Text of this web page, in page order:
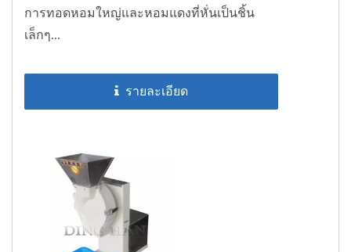
การทอดหอมใหญ่และหอมแดงที่หั่นเป็นชิ้น
เล็กๆ...
รายละเอียด